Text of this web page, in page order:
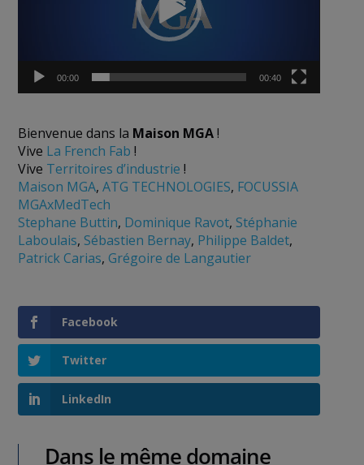
00:00 00:40
Bienvenue dans la Maison MGA!
Vive La French Fab !
Vive Territoires d’industrie !
Maison MGA,ATG TECHNOLOGIES, FOCUSSIA
MGAxMedTech
Stephane Buttin, Dominique Ravot, Stéphanie
Laboulais, Sébastien Bernay, Philippe Baldet,
Patrick Carias,Grégoire de Langautier
Facebook
Twitter
LinkedIn
Dans le même domaine